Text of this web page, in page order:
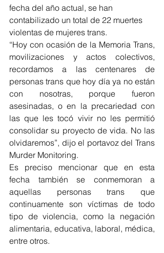
fecha del año actual, se han
contabilizado un total de 22 muertes
violentas de mujeres trans.
“Hoy con ocasión de la Memoria Trans,
movilizaciones y actos colectivos,
recordamos a las centenares de
personas trans que hoy día ya no están
con nosotras, porque fueron
asesinadas, o en la precariedad con
las que les tocó vivir no les permitió
consolidar su proyecto de vida. No las
olvidaremos”, dijo el portavoz del Trans
Murder Monitoring.
Es preciso mencionar que en esta
fecha también se conmemoran a
aquellas personas trans que
continuamente son víctimas de todo
tipo de violencia, como la negación
alimentaria, educativa, laboral, médica,
entre otros.